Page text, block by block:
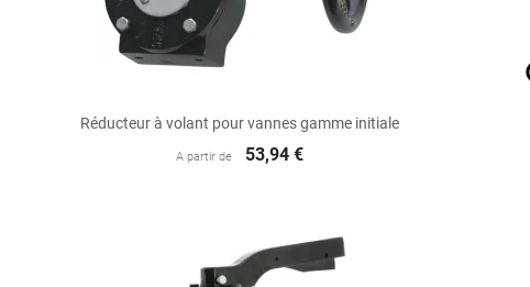
Aperçu rapide
Réducteur à volant pour vannes gamme initiale
A partir de 53,94 €